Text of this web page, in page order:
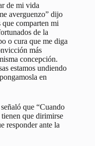
de mi vida
averguenzo” dijo
comparten mi
de la
o cura que me diga
más
concepción.
estamos undiendo
en
que “Cuando
que dirimirse
responder ante la